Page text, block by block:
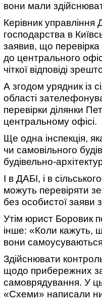
вони мали
Керівник управління
господарства в
заявив, що
до центрального
чіткої відповіді
А згодом урядник із
області
перевірки ділянки
центральному офісі.
Ще одна інспекція,
чи самовільного
будівельно-
І в ДАБІ, і в
можуть перевіряти
без особистої заяви
Утім юрист Боровик
інше: «Коли кажуть,
вони
Здійснювати
щодо прибережних
самоврядування. У
«Схеми» написали